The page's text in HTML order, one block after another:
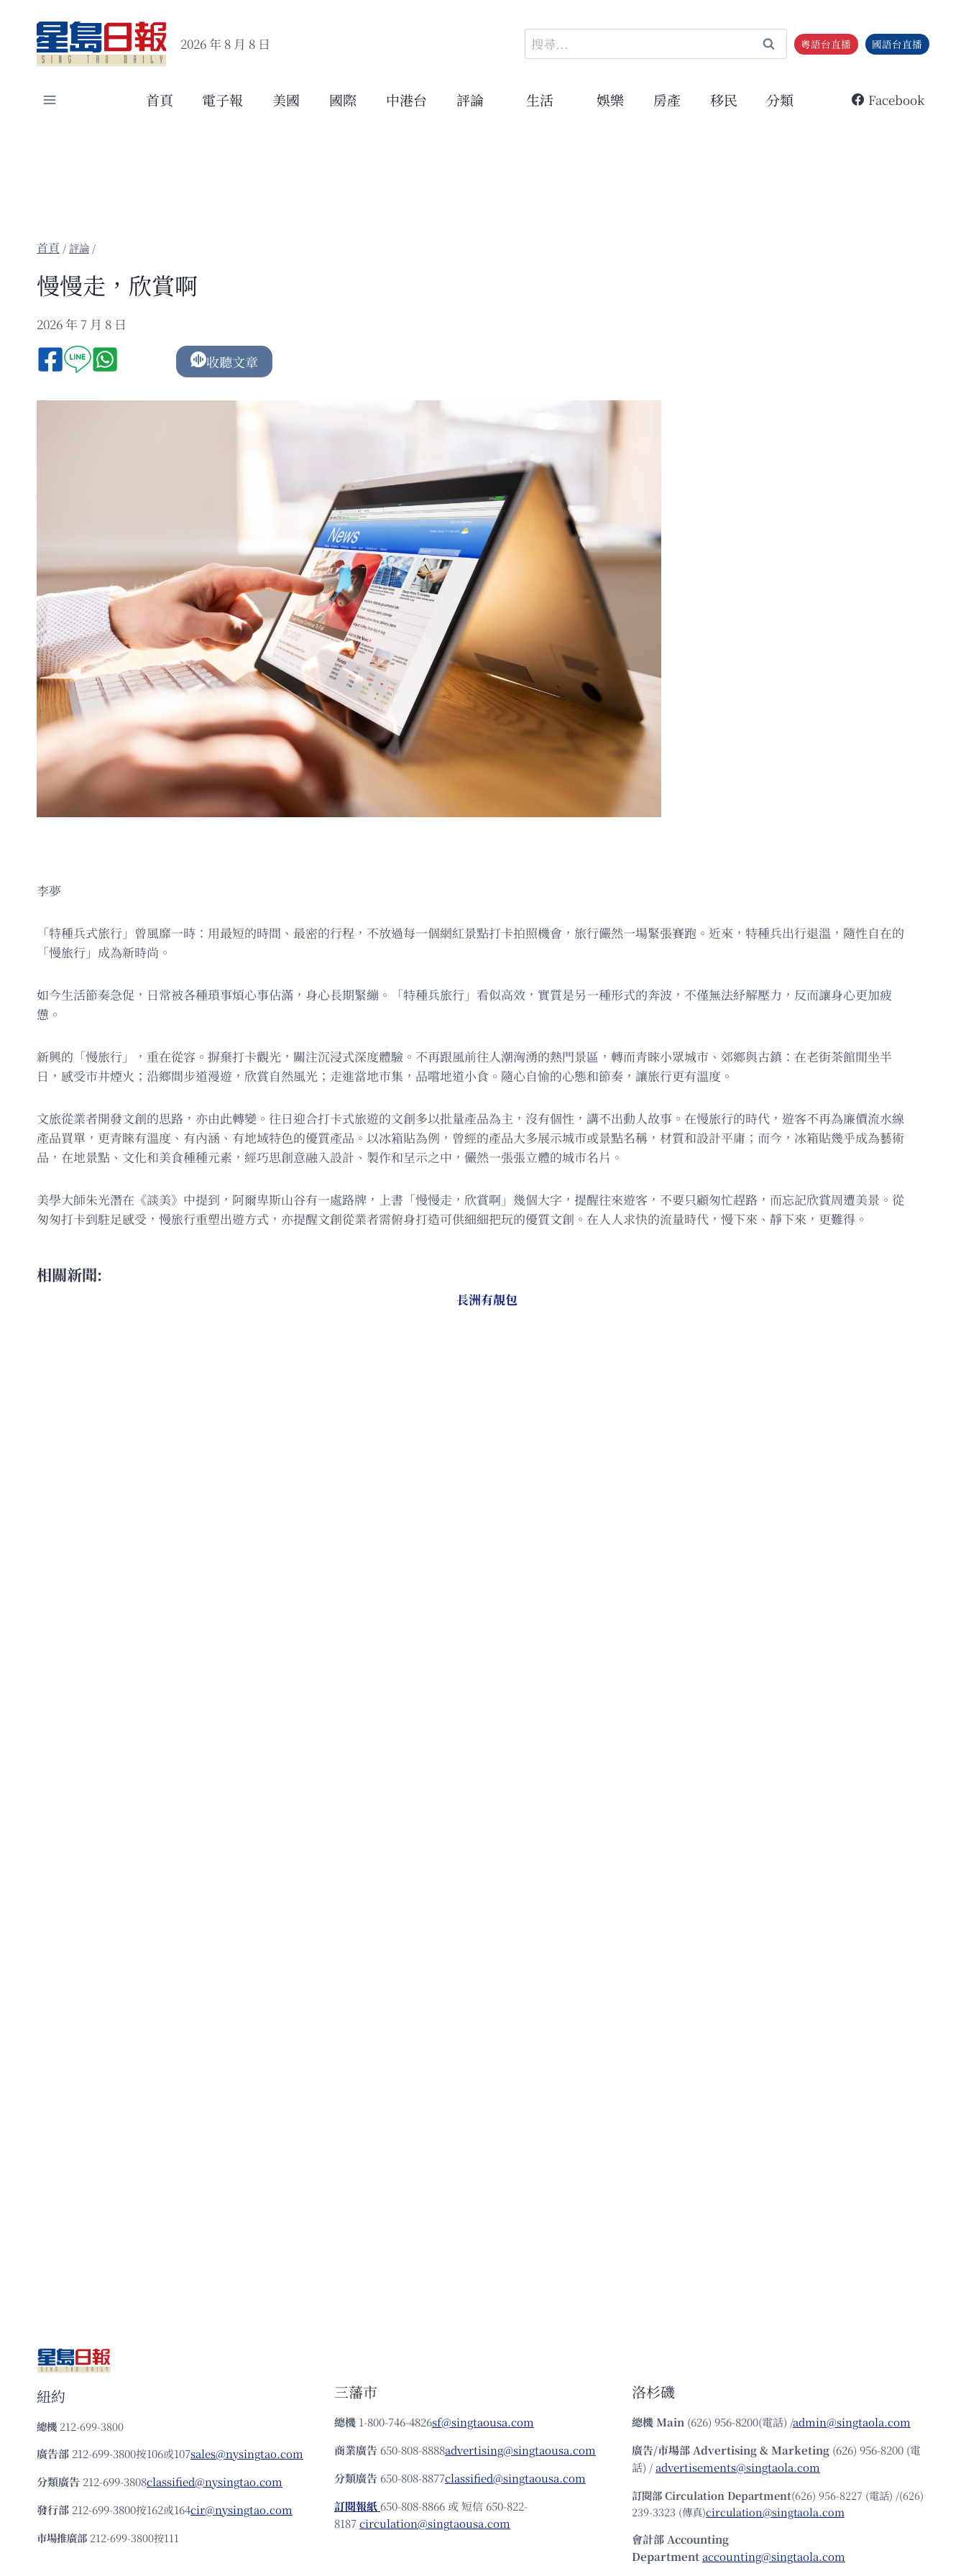
content
2026 年 8 月 8 日
搜
尋
鍵
粵語台直播 國語台直播
首頁 電子報 美國 國際 中港台 評論 生活 娛樂 房產 移民 分類 Facebook
/ 評論 /
慢慢走，欣賞啊
2026 年 7 月 8 日
收聽文章
李夢
「特種兵式旅行」曾風靡一時：用最短的時間、最密的行程，不放過每一個網紅景點打卡拍照機會，旅行儼然一場緊張賽跑。近來，特種兵出行退溫，隨性自在的
「慢旅行」成為新時尚。
如今生活節奏急促，日常被各種瑣事煩心事佔滿，身心長期緊繃。「特種兵旅行」看似高效，實質是另一種形式的奔波，不僅無法紓解壓力，反而讓身心更加疲
憊。
新興的「慢旅行」，重在從容。摒棄打卡觀光，關注沉浸式深度體驗。不再跟風前往人潮洶湧的熱門景區，轉而青睞小眾城市、郊鄉與古鎮：在老街茶館閒坐半
日，感受市井煙火；沿鄉間步道漫遊，欣賞自然風光；走進當地市集，品嚐地道小食。隨心自愉的心態和節奏，讓旅行更有溫度。
文旅從業者開發文創的思路，亦由此轉變。往日迎合打卡式旅遊的文創多以批量產品為主，沒有個性，講不出動人故事。在慢旅行的時代，遊客不再為廉價流水線
產品買單，更青睞有溫度、有內涵、有地域特色的優質產品。以冰箱貼為例，曾經的產品大多展示城市或景點名稱，材質和設計平庸；而今，冰箱貼幾乎成為藝術
品，在地景點、文化和美食種種元素，經巧思創意融入設計、製作和呈示之中，儼然一張張立體的城市名片。
美學大師朱光潛在《談美》中提到，阿爾卑斯山谷有一處路牌，上書「慢慢走，欣賞啊」幾個大字，提醒往來遊客，不要只顧匆忙趕路，而忘記欣賞周遭美景。從
匆匆打卡到駐足感受，慢旅行重塑出遊方式，亦提醒文創從業者需俯身打造可供細細把玩的優質文創。在人人求快的流量時代，慢下來、靜下來，更難得。
相關新聞:
長洲有靚包
紐約
總機 212-699-3800
廣告部 212-699-3800按106或107sales@nysingtao.com
分類廣告 212-699-3808classified@nysingtao.com
發⾏部 212-699-3800按162或164cir@nysingtao.com
市場推廣部 212-699-3800按111
三藩市
總機 1-800-746-4826sf@singtaousa.com
商業廣告 650-808-8888advertising@singtaousa.com
分類廣告 650-808-8877classified@singtaousa.com
訂閱報紙 650-808-8866 或 短信 650-822-
8187circulation@singtaousa.com
洛杉磯
總機Main (626) 956-8200(電話) /admin@singtaola.com
廣告/市場部Advertising & Marketing (626) 956-8200 (電
話) /advertisements@singtaola.com
訂閱部 Circulation Department(626) 956-8227 (電話) /(626)
239-3323 (傳真)circulation@singtaola.com
會計部 Accounting
Departmentaccounting@singtaola.com